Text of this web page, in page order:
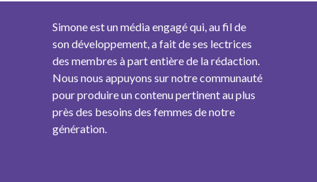
Simone est un média engagé qui, au fil de
son développement, a fait de ses lectrices
des membres à part entière de la rédaction.
Nous nous appuyons sur notre communauté
pour produire un contenu pertinent au plus
près des besoins des femmes de notre
génération.